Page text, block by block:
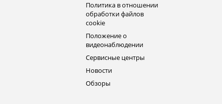
Политика в отношении
обработки файлов
cookie
Положение о
видеонаблюдении
Сервисные центры
Новости
Обзоры